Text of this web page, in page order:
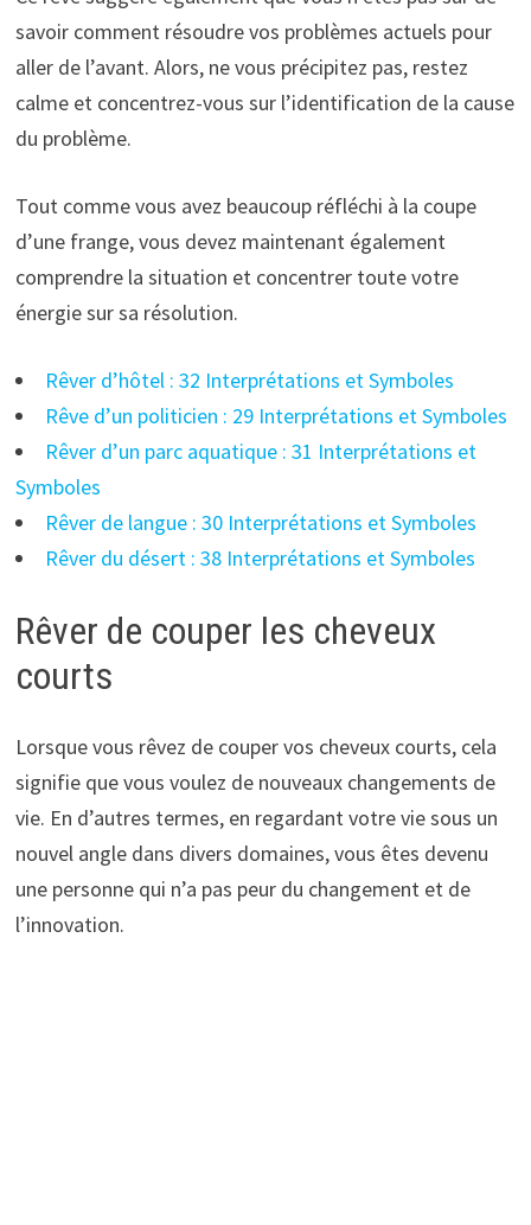
savoir comment résoudre vos problèmes actuels pour
aller de l’avant. Alors, ne vous précipitez pas, restez
calme et concentrez-vous sur l’identification de la cause
du problème.
Tout comme vous avez beaucoup réfléchi à la coupe
d’une frange, vous devez maintenant également
comprendre la situation et concentrer toute votre
énergie sur sa résolution.
Rêver d’hôtel : 32 Interprétations et Symboles
Rêve d’un politicien : 29 Interprétations et Symboles
Rêver d’un parc aquatique : 31 Interprétations et
Symboles
Rêver de langue : 30 Interprétations et Symboles
Rêver du désert : 38 Interprétations et Symboles
Rêver de couper les cheveux
courts
Lorsque vous rêvez de couper vos cheveux courts, cela
signifie que vous voulez de nouveaux changements de
vie. En d’autres termes, en regardant votre vie sous un
nouvel angle dans divers domaines, vous êtes devenu
une personne qui n’a pas peur du changement et de
l’innovation.